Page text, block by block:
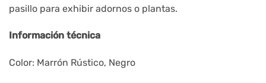
pasillo para exhibir adornos o plantas.
Información técnica
Color: Marrón Rústico, Negro